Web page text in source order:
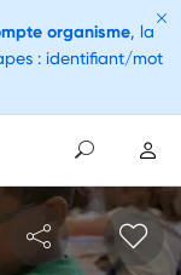
organisme, la
: identifiant/mot